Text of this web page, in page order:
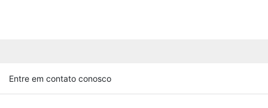
Entre em contato conosco